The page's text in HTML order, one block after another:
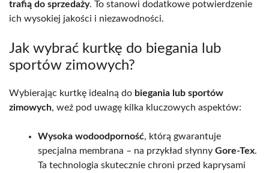
trafią do sprzedaży. To stanowi dodatkowe potwierdzenie
ich wysokiej jakości i niezawodności.
Jak wybrać kurtkę do biegania lub
sportów zimowych?
Wybierając kurtkę idealną do biegania lub sportów
zimowych, weź pod uwagę kilka kluczowych aspektów:
Wysoka wodoodporność, którą gwarantuje
specjalna membrana – na przykład słynny Gore-Tex.
Ta technologia skutecznie chroni przed kaprysami